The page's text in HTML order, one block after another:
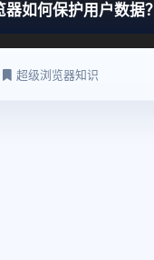
如何保护用户数据？
超级浏览器知识